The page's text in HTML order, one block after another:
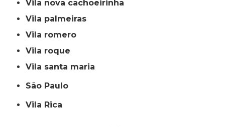
vila nova cachoeirinha
vila palmeiras
vila romero
vila roque
vila santa maria
São Paulo
Vila Rica